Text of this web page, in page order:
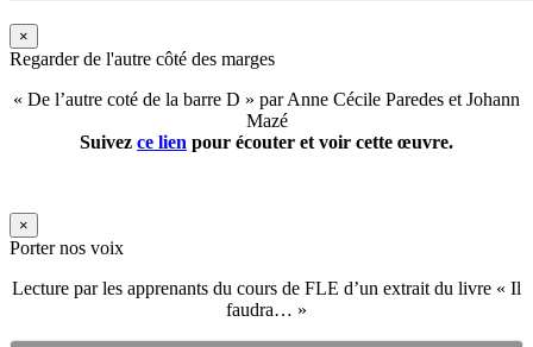
×
Regarder de l'autre côté des marges
« De l’autre coté de la barre D » par Anne Cécile Paredes et Johann
Mazé
Suivez ce lien pour écouter et voir cette œuvre.
×
Porter nos voix
Lecture par les apprenants du cours de FLE d’un extrait du livre « Il
faudra… »